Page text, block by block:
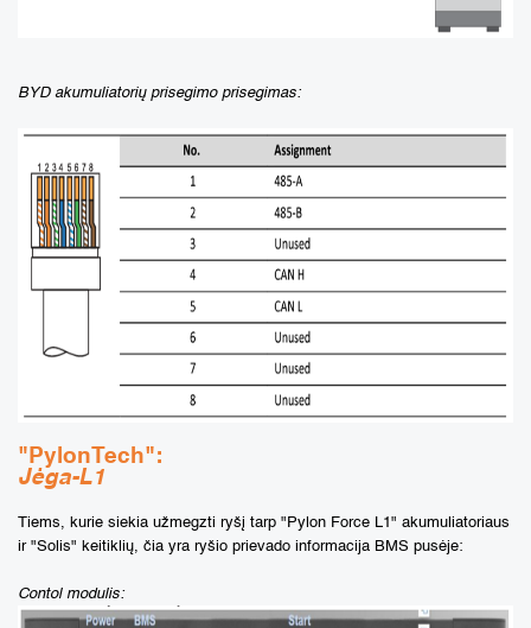
BYD akumuliatorių prisegimo prisegimas:
"PylonTech":
Jėga-L1
Tiems, kurie siekia užmegzti ryšį tarp "Pylon Force L1" akumuliatoriaus
ir "Solis" keitiklių, čia yra ryšio prievado informacija BMS pusėje:
Contol modulis: